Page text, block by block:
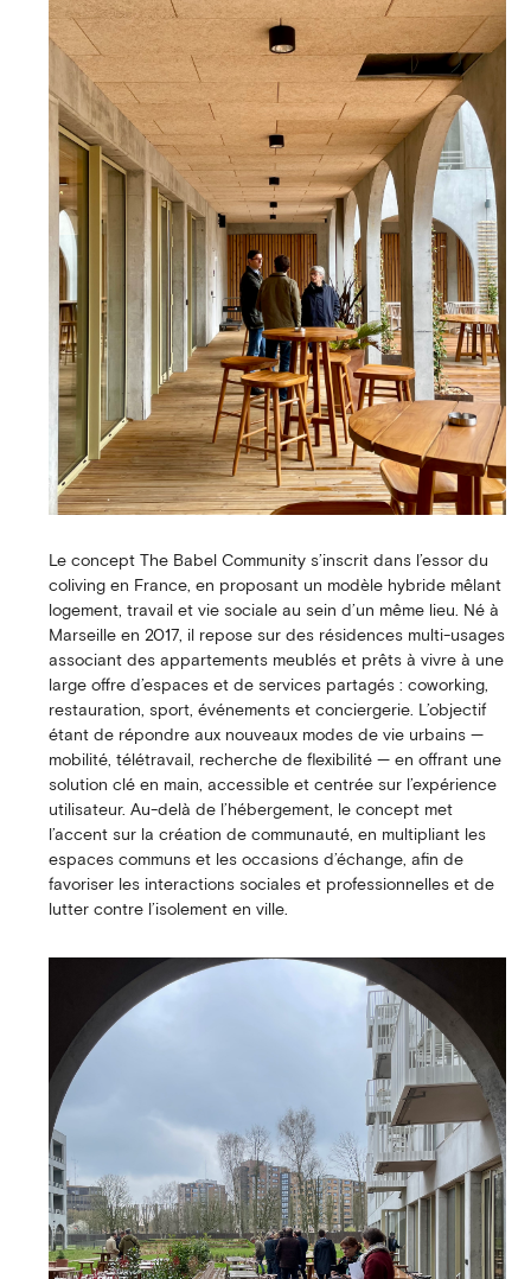
Le concept The Babel Community s’inscrit dans l’essor du
coliving en France, en proposant un modèle hybride mêlant
logement, travail et vie sociale au sein d’un même lieu. Né à
Marseille en 2017, il repose sur des résidences multi-usages
associant des appartements meublés et prêts à vivre à une
large offre d’espaces et de services partagés : coworking,
restauration, sport, événements et conciergerie. L’objectif
étant de répondre aux nouveaux modes de vie urbains —
mobilité, télétravail, recherche de flexibilité — en offrant une
solution clé en main, accessible et centrée sur l’expérience
utilisateur. Au-delà de l’hébergement, le concept met
l’accent sur la création de communauté, en multipliant les
espaces communs et les occasions d’échange, afin de
favoriser les interactions sociales et professionnelles et de
lutter contre l’isolement en ville.